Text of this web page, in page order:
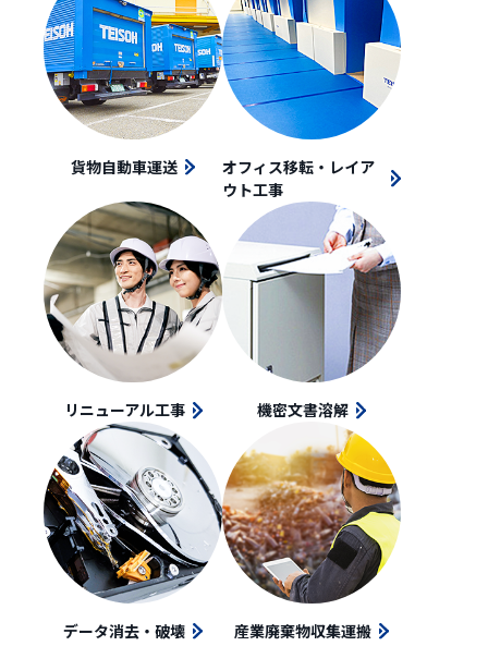
貨物自動車運送
オフィス移転・レイア
ウト工事
リニューアル工事 機密文書溶解
データ消去・破壊 産業廃棄物収集運搬